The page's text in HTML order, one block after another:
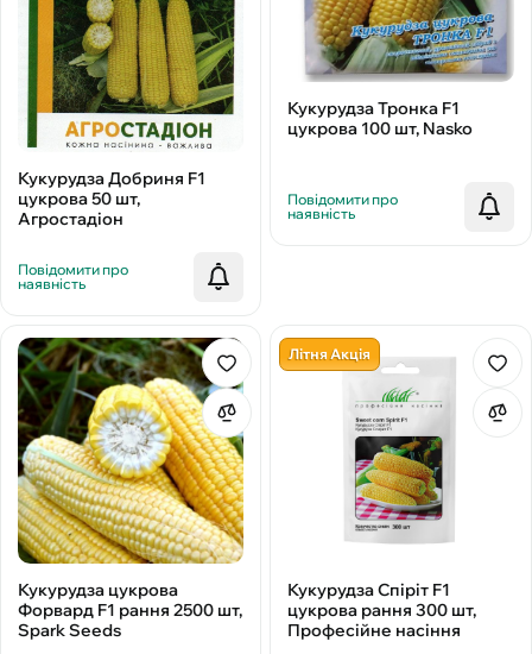
Кукурудза Добриня F1
цукрова 50 шт,
Агростадіон
Повідомити про
наявність
Кукурудза Тронка F1
цукрова 100 шт, Nasko
Повідомити про
наявність
Кукурудза цукрова
Форвард F1 рання 2500 шт,
Spark Seeds
Літня Акція
Кукурудза Спіріт F1
цукрова рання 300 шт,
Професійне насіння